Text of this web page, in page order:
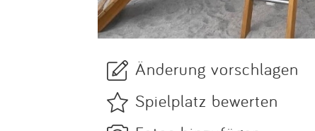
Änderung vorschlagen
Spielplatz bewerten